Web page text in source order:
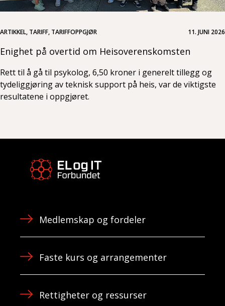
ARTIKKEL, TARIFF, TARIFFOPPGJØR 11. JUNI 2026
Enighet på overtid om Heisoverenskomsten
Rett til å gå til psykolog, 6,50 kroner i generelt tillegg og
tydeliggjøring av teknisk support på heis, var de viktigste
resultatene i oppgjøret.
Medlemskap og fordeler
Faste kurs og arrangementer
Rettigheter og ressurser